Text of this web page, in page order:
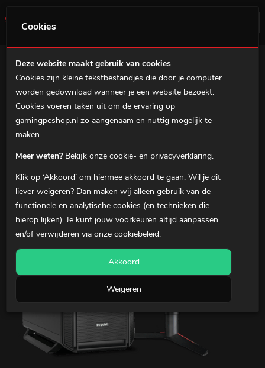
Cookies
Deze website maakt gebruik van cookies
Cookies zijn kleine tekstbestandjes die door je computer
worden gedownload wanneer je een website bezoekt.
Cookies voeren taken uit om de ervaring op
gamingpcshop.nl zo aangenaam en nuttig mogelijk te
maken.
Meer weten? Bekijk onze cookie- en privacyverklaring.
Klik op ‘Akkoord’ om hiermee akkoord te gaan. Wil je dit
liever weigeren? Dan maken wij alleen gebruik van de
functionele en analytische cookies (en technieken die
hierop lijken). Je kunt jouw voorkeuren altijd aanpassen
en/of verwijderen via onze cookiebeleid.
Akkoord
Weigeren
Home
Gaming PC's
MSI Prebuilds
Over ons
Klantenservice
Winkelmandje